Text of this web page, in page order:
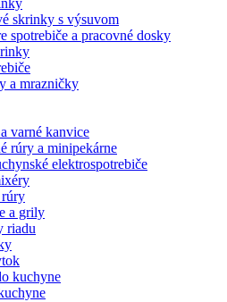
skrinky s výsuvom
spotrebiče a pracovné dosky
a mrazničky
varné kanvice
rúry a minipekárne
elektrospotrebiče
rúry
a grily
riadu
kuchyne